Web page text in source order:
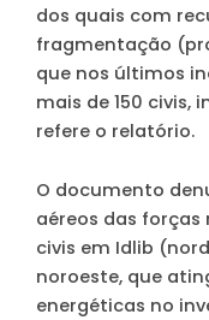
dos quais com
fragmentação
que nos últimos
mais de 150 civis,
refere o relatório.
O documento
aéreos das
civis em Idlib
noroeste, que
energéticas no